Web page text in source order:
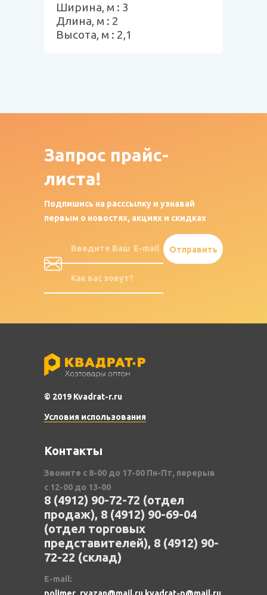
Ширина, м : 3
Длина, м : 2
Высота, м : 2,1
Запрос прайс-
листа!
Подпишись на расссылку и узнавай
первым о новостях, акциях и скидках
© 2019 Kvadrat-r.ru
Условия использования
Контакты
Звоните с 8-00 до 17-00 Пн-Пт, перерыв
с 12-00 до 13-00
8 (4912) 90-72-72 (отдел
продаж), 8 (4912) 90-69-04
(отдел торговых
представителей), 8 (4912) 90-
72-22 (склад)
E-mail: